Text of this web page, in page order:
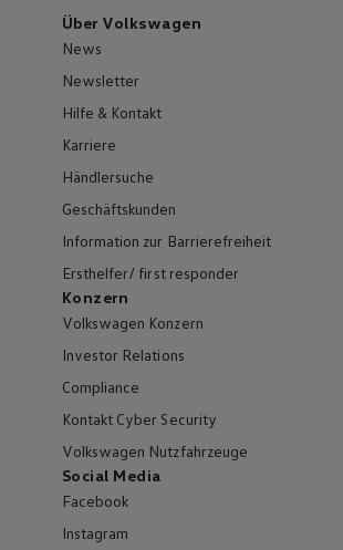
Über Volkswagen
News
Newsletter
Hilfe & Kontakt
Karriere
Händlersuche
Geschäftskunden
Information zur Barrierefreiheit
Ersthelfer/ first responder
Konzern
Volkswagen Konzern
Investor Relations
Compliance
Kontakt Cyber Security
Volkswagen Nutzfahrzeuge
Social Media
Facebook
Instagram